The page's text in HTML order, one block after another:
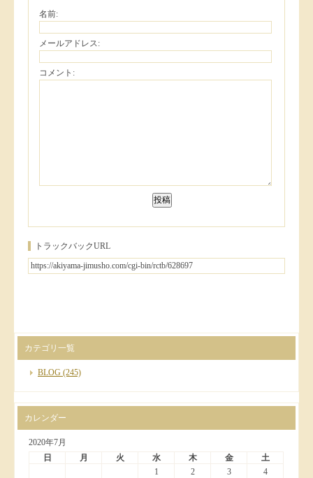
名前:
メールアドレス:
コメント:
トラックバックURL
カテゴリ一覧
BLOG (245)
カレンダー
2020年7月
日
月 火 水 木 金
土
1
2 3
4